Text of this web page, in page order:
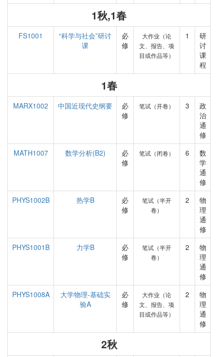
1秋,1春
FS1001
“科学与社会”研讨
课
必
修
大作业（论
文、报告、项
目或作品等）
1
研
讨
课
程
1春
MARX1002 中国近现代史纲要
必
修
笔试（开卷） 3
政
治
通
修
MATH1007
数学分析(B2)
必
修
笔试（闭卷） 6
数
学
通
修
PHYS1002B
热学B
必
修
笔试（半开
卷）
2
物
理
通
修
PHYS1001B
力学B
必
修
笔试（半开
卷）
2
物
理
通
修
PHYS1008A
大学物理-基础实
验A
必
修
大作业（论
文、报告、项
目或作品等）
2
物
理
通
修
2秋